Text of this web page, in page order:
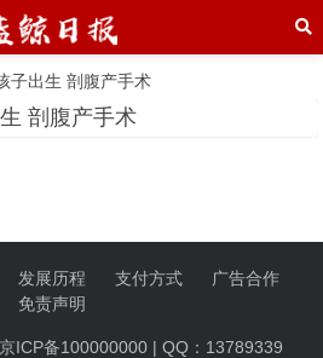
子出生 剖腹产手术
剖腹产手术
发展历程 支付方式
广告合作
免责声明
ICP备100000000 | QQ：13789339